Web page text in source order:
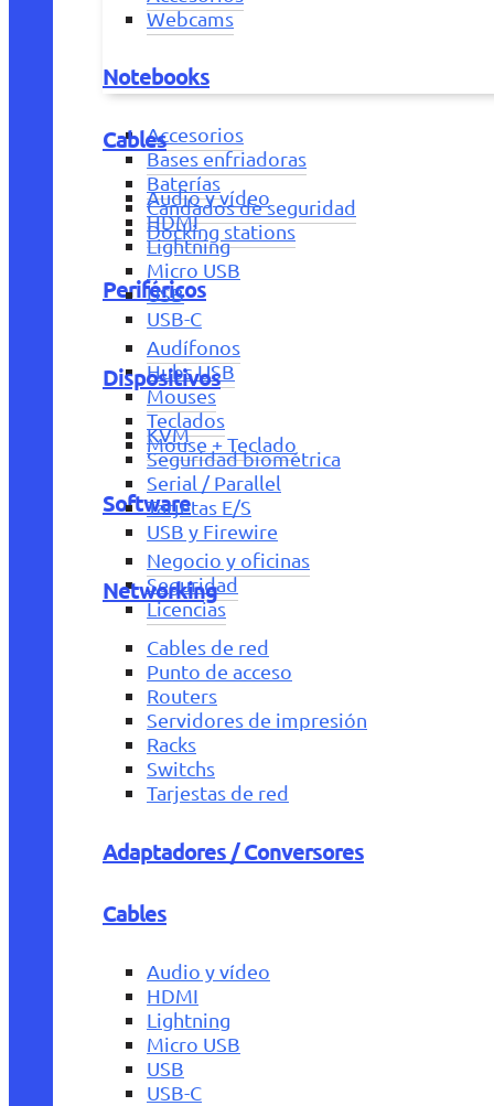
Webcams
Notebooks
Accesorios
Bases enfriadoras
Baterías
Candados de seguridad
Docking stations
Periféricos
Audífonos
Hubs USB
Mouses
Teclados
Mouse + Teclado
Software
Negocio y oficinas
Seguridad
Licencias
Cables
Audio y vídeo
HDMI
Lightning
Micro USB
USB
USB-C
Dispositivos
KVM
Seguridad biométrica
Serial / Parallel
Tarjetas E/S
USB y Firewire
Networking
Cables de red
Punto de acceso
Routers
Servidores de impresión
Racks
Switchs
Tarjestas de red
Adaptadores / Conversores
Cables
Audio y vídeo
HDMI
Lightning
Micro USB
USB
USB-C